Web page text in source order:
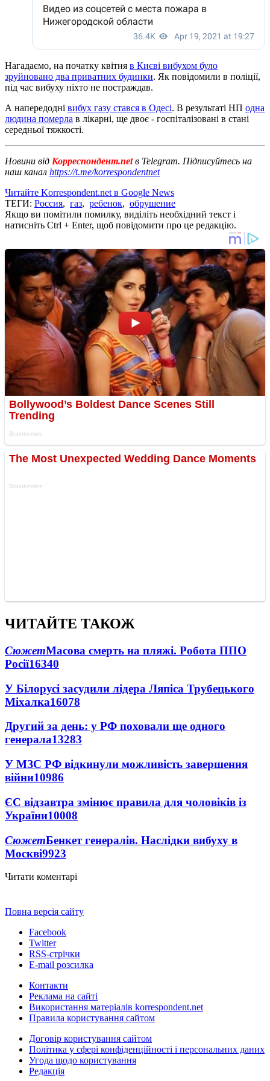
Нагадаємо, на початку квітня в Києві вибухом було
зруйновано два приватних будинки. Як повідомили в поліції,
під час вибуху ніхто не постраждав.
А напередодні вибух газу стався в Одесі. В результаті НП одна
людина померла в лікарні, ще двоє - госпіталізовані в стані
середньої тяжкості.
Новини від Корреспондент.netв Telegram. Підписуйтесь на
наш канал https://t.me/korrespondentnet
Читайте Korrespondent.net в Google News
ТЕГИ: Россия, газ, ребенок, обрушение
Якщо ви помітили помилку, виділіть необхідний текст і
натисніть Ctrl + Enter, щоб повідомити про це редакцію.
ЧИТАЙТЕ ТАКОЖ
СюжетМасова смерть на пляжі. Робота ППО
Росії16340
У Білорусі засудили лідера Ляпіса Трубецького
Міхалка16078
Другий за день: у РФ поховали ще одного
генерала13283
У МЗС РФ відкинули можливість завершення
війни10986
ЄС відзавтра змінює правила для чоловіків із
України10008
СюжетБенкет генералів. Наслідки вибуху в
Москві9923
Читати коментарі
Повна версія сайту
Facebook
Twitter
RSS-стрічки
E-mail розсилка
Контакти
Реклама на сайті
Використання матеріалів korrespondent.net
Правила користування сайтом
Договір користування сайтом
Політика у сфері конфіденційності і персональних даних
Угода щодо користування
Редакція